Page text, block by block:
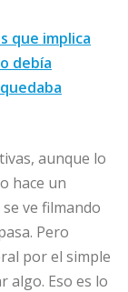
que implica
debía
aunque lo
hace un
ve filmando
Pero
por el simple
algo. Eso es lo